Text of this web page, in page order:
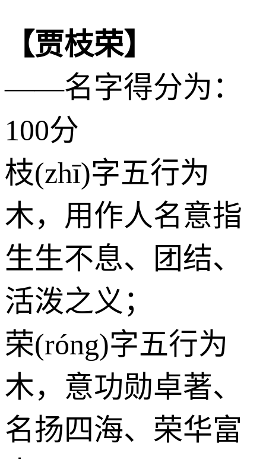
【贾枝荣】
——名字得分为：
100分
枝(zhī)字五行为
木，用作人名意指
生生不息、团结、
活泼之义；
荣(róng)字五行为
木，意功勋卓著、
名扬四海、荣华富